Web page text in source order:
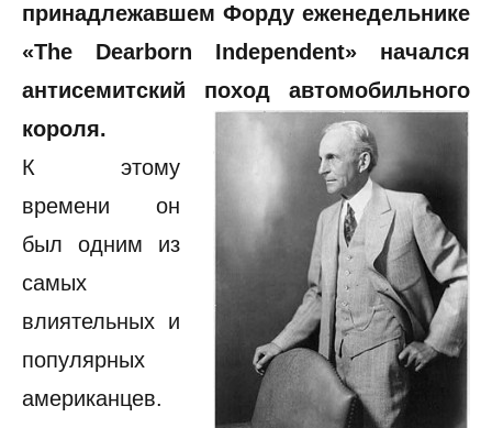
принадлежавшем Форду еженедельнике
«The Dearborn Independent» начался
антисемитский поход автомобильного
короля.
К этому
времени он
был одним из
самых
влиятельных и
популярных
американцев.